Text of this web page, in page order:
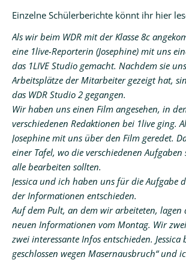
Einzelne Schülerberichte könnt ihr hier
Als wir beim WDR mit der Klasse 8c
eine 1live-Reporterin (Josephine) mit uns
das 1LIVE Studio gemacht. Nachdem sie
Arbeitsplätze der Mitarbeiter gezeigt hat,
das WDR Studio 2 gegangen.
Wir haben uns einen Film angesehen, in
verschiedenen Redaktionen bei 1live ging.
Josephine mit uns über den Film geredet.
einer Tafel, wo die verschiedenen
alle bearbeiten sollten.
Jessica und ich haben uns für die Aufgabe
der Informationen entschieden.
Auf dem Pult, an dem wir arbeiteten,
neuen Informationen vom Montag. Wir
zwei interessante Infos entschieden. Jessica
geschlossen wegen Masernausbruch“ und